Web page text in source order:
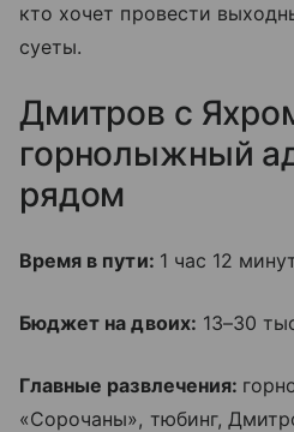
кто хочет провести
суеты.
Дмитров с
горнолыжный
рядом
Время в пути: 1 час 12
Бюджет на двоих: 13–30
Главные развлечения:
«Сорочаны», тюбинг,